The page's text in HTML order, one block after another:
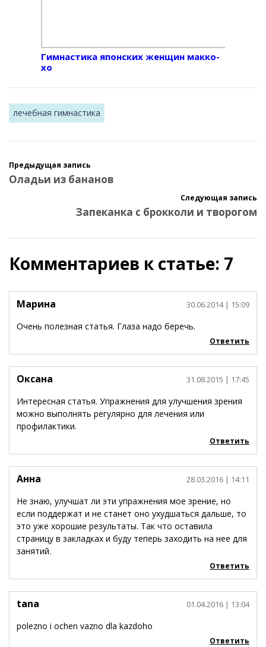
Гимнастика японских женщин макко-
хо
лечебная гимнастика
Предыдущая запись
Оладьи из бананов
Следующая запись
Запеканка с брокколи и творогом
Комментариев к статье: 7
Марина 30.06.2014 | 15:09
Очень полезная статья. Глаза надо беречь.
Ответить
Оксана 31.08.2015 | 17:45
Интересная статья. Упражнения для улучшения зрения
можно выполнять регулярно для лечения или
профилактики.
Ответить
Анна 28.03.2016 | 14:11
Не знаю, улучшат ли эти упражнения мое зрение, но
если поддержат и не станет оно ухудшаться дальше, то
это уже хорошие результаты. Так что оставила
страницу в закладках и буду теперь заходить на нее для
занятий.
Ответить
tana 01.04.2016 | 13:04
polezno i ochen vazno dla kazdoho
Ответить